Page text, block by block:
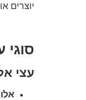
יוצרים
עצי